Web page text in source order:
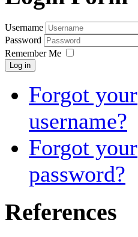
Username
Password
Remember Me
Log in
Forgot your
username?
Forgot your
password?
References